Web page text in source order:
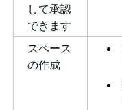
して承認
できます
スペース
の作成